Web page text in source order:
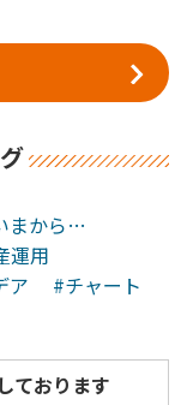
まから…
運用
ア
#チャート
ております